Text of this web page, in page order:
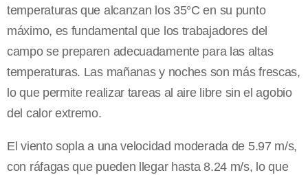
temperaturas que alcanzan los 35°C en su punto
máximo, es fundamental que los trabajadores del
campo se preparen adecuadamente para las altas
temperaturas. Las mañanas y noches son más frescas,
lo que permite realizar tareas al aire libre sin el agobio
del calor extremo.
El viento sopla a una velocidad moderada de 5.97 m/s,
con ráfagas que pueden llegar hasta 8.24 m/s, lo que